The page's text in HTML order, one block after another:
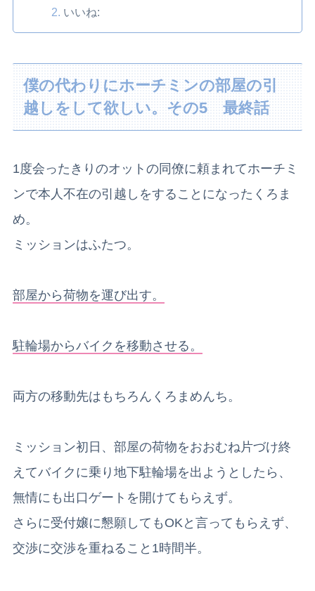
いいね:
僕の代わりにホーチミンの部屋の引
越しをして欲しい。その5 最終話
1度会ったきりのオットの同僚に頼まれてホーチミ
ンで本人不在の引越しをすることになったくろま
め。
ミッションはふたつ。
部屋から荷物を運び出す。
駐輪場からバイクを移動させる。
両方の移動先はもちろんくろまめんち。
ミッション初日、部屋の荷物をおおむね片づけ終
えてバイクに乗り地下駐輪場を出ようとしたら、
無情にも出口ゲートを開けてもらえず。
さらに受付嬢に懇願してもOKと言ってもらえず、
交渉に交渉を重ねること1時間半。